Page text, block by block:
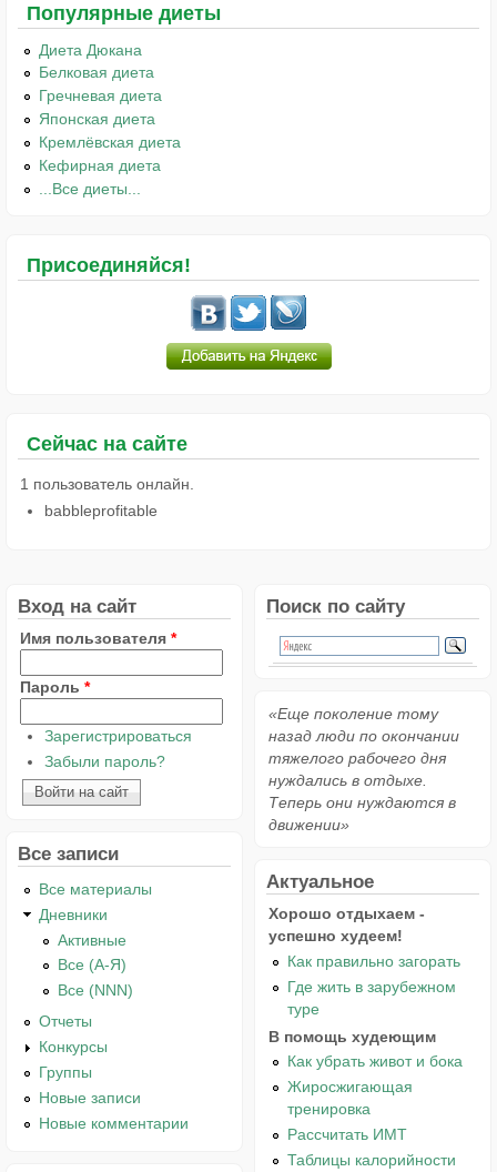
Популярные диеты
Диета Дюкана
Белковая диета
Гречневая диета
Японская диета
Кремлёвская диета
Кефирная диета
...Все диеты...
Присоединяйся!
Сейчас на сайте
1 пользователь онлайн.
babbleprofitable
Вход на сайт
Имя пользователя *
Пароль *
Зарегистрироваться
Забыли пароль?
Все записи
Все материалы
Дневники
Активные
Все (А-Я)
Все (NNN)
Отчеты
Конкурсы
Группы
Новые записи
Новые комментарии
Поиск по сайту
«Еще поколение тому
назад люди по окончании
тяжелого рабочего дня
нуждались в отдыхе.
Теперь они нуждаются в
движении»
Актуальное
Хорошо отдыхаем -
успешно худеем!
Как правильно загорать
Где жить в зарубежном
туре
В помощь худеющим
Как убрать живот и бока
Жиросжигающая
тренировка
Рассчитать ИМТ
Таблицы калорийности